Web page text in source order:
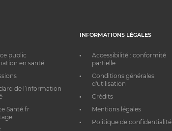
public
en santé
de l’information
Santé.fr
INFORMATIONS LÉGALES
Accessibilité : conformité
partielle
Conditions générales
d'utilisation
Crédits
Mentions légales
Politique de confidentialité